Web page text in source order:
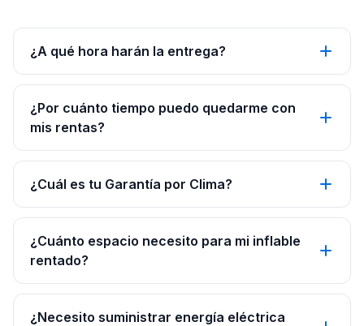
¿A qué hora harán la entrega?
¿Por cuánto tiempo puedo quedarme con
mis rentas?
¿Cuál es tu Garantía por Clima?
¿Cuánto espacio necesito para mi inflable
rentado?
¿Necesito suministrar energía eléctrica